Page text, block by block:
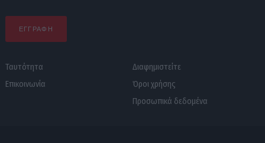
ΕΓΓΡΑΦΗ
Ταυτότητα
Επικοινωνία
Διαφημιστείτε
Όροι χρήσης
Προσωπικά δεδομένα